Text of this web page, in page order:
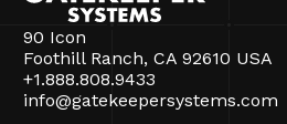
90 Icon
Foothill Ranch, CA 92610 USA
+1.888.808.9433
info@gatekeepersystems.com